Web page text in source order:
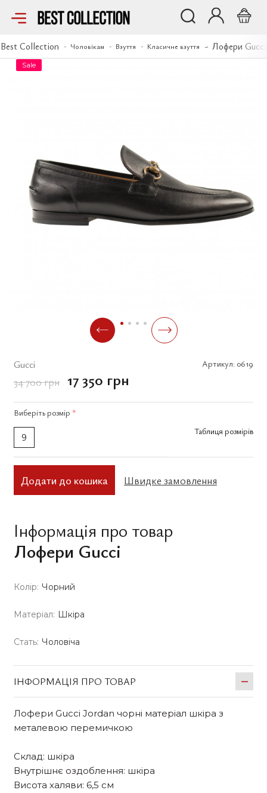
Best Collection Чоловікам Взуття Класичне взуття Лофери Gucci
Лофери Gucci
Sale
Gucci Артикул: 0619
34 700 грн 17 350 грн
Виберіть розмір *
9
Таблиця розмірів
Додати до кошика Швидке замовлення
Інформація про товар
Лофери Gucci
Колір: Чорний
Матеріал: Шкіра
Стать: Чоловіча
ІНФОРМАЦІЯ ПРО ТОВАР
Лофери Gucci Jordan чорні матеріал шкіра з
металевою перемичкою
Склад: шкіра
Внутрішнє оздоблення: шкіра
Висота халяви: 6,5 см